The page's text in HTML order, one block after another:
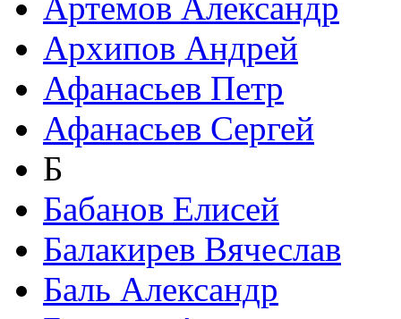
Архипов Андрей
Афанасьев Петр
Афанасьев Сергей
Б
Бабанов Елисей
Балакирев Вячеслав
Баль Александр